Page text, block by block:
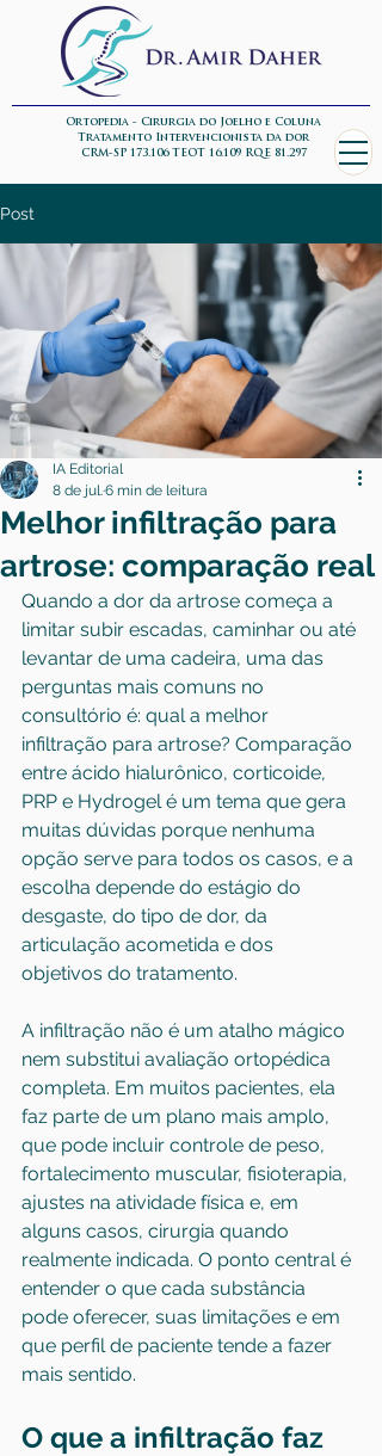
Ortopedia - Cirurgia do Joelho e Coluna
Tratamento Intervencionista da dor
CRM-SP 173.106 TEOT 16.109 RQE 81.297
Post
Melhor infiltração para
artrose: comparação real
IA Editorial
8 de jul.6 min de leitura
Quando a dor da artrose começa a
limitar subir escadas, caminhar ou até
levantar de uma cadeira, uma das
perguntas mais comuns no
consultório é: qual a melhor
infiltração para artrose? Comparação
entre ácido hialurônico, corticoide,
PRP e Hydrogel é um tema que gera
muitas dúvidas porque nenhuma
opção serve para todos os casos, e a
escolha depende do estágio do
desgaste, do tipo de dor, da
articulação acometida e dos
objetivos do tratamento.
A infiltração não é um atalho mágico
nem substitui avaliação ortopédica
completa. Em muitos pacientes, ela
faz parte de um plano mais amplo,
que pode incluir controle de peso,
fortalecimento muscular, fisioterapia,
ajustes na atividade física e, em
alguns casos, cirurgia quando
realmente indicada. O ponto central é
entender o que cada substância
pode oferecer, suas limitações e em
que perfil de paciente tende a fazer
mais sentido.
O que a infiltração faz